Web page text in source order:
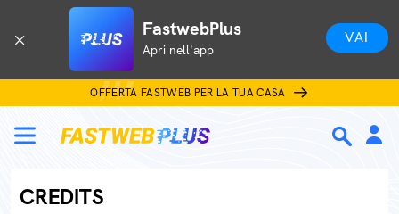
FastwebPlus
Apri nell'app
VAI
OFFERTA FASTWEB PER LA TUA CASA
CREDITS